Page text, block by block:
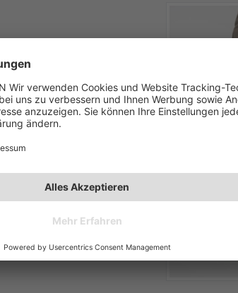
einem Hauch von
Komfort, aber zum
ergänzen den
Look aber auch für den